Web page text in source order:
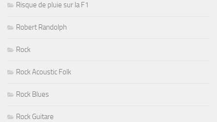
Risque de pluie sur la F1
Robert Randolph
Rock
Rock Acoustic Folk
Rock Blues
Rock Guitare